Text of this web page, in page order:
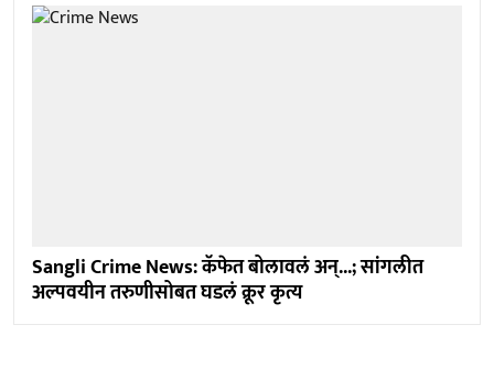
Sangli Crime News: कॅफेत बोलावलं अन्...; सांगलीत
अल्पवयीन तरुणीसोबत घडलं क्रूर कृत्य